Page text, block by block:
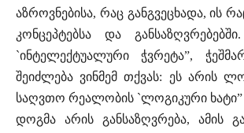
აზროვნებისა, რაც განგვეცხადა, ის
კონცეპტებსა და
`ინტელექტუალური ჭვრეტა”,
შეიძლება ვინმემ თქვას: ეს არის
საღვთო რეალობის `ლოგიკური
დოგმა არის განსაზღვრება, ამის